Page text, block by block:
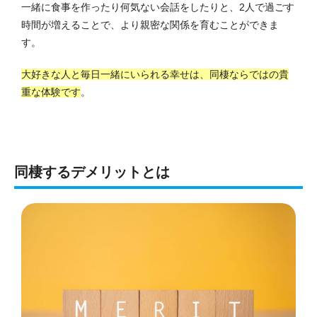
一緒に食事を作ったり何気ない会話をしたりと、2人で過ごす
時間が増えることで、より親密な関係を育むことができま
す。
大好きな人と毎日一緒にいられる幸せは、同棲ならではの貴
重な体験です。
同棲するデメリットとは